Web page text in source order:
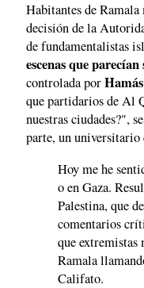
Habitantes de Ramala
decisión de la
de fundamentalistas
escenas que
controlada porHamás
que partidarios de Al
nuestras ciudades?",
parte, un universitario
Hoy me he
o en Gaza.
Palestina, que
comentarios
que extremistas
Ramala
Califato.